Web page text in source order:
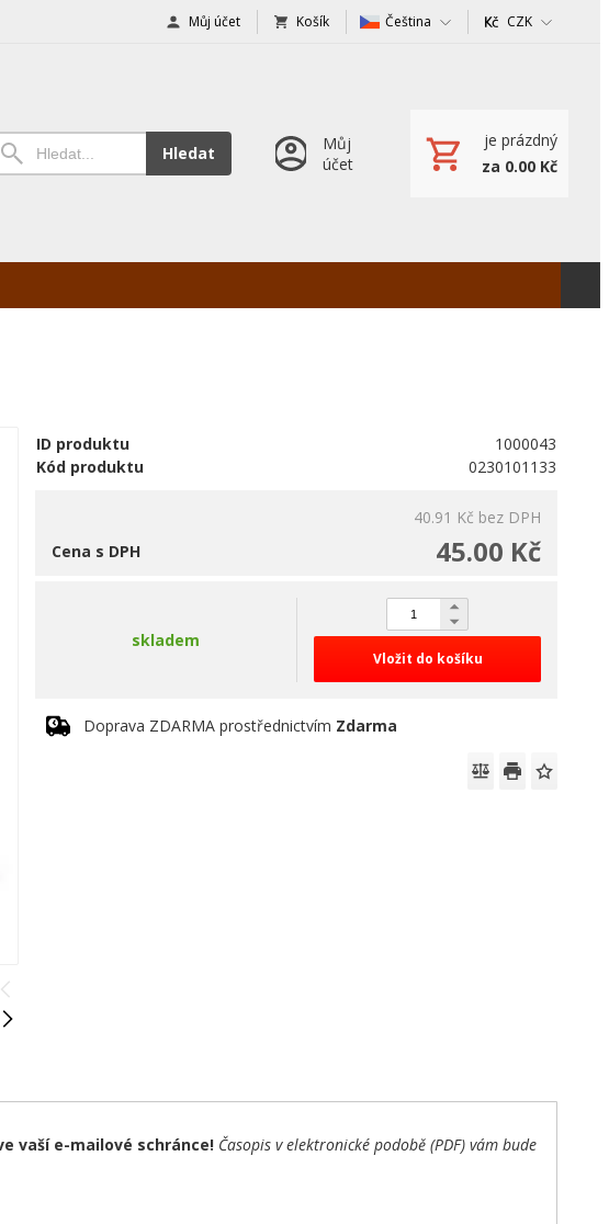
Můj účet Košík Čeština CZK
Hledat
Můj
účet
je prázdný
za 0.00 Kč
ID produktu
1000043
Kód produktu
0230101133
40.91 Kč bez DPH
45.00 Kč
Cena s DPH
skladem
Vložit do košíku
Doprava ZDARMA prostřednictvím Zdarma
ve vaší e-mailové schránce! Časopis v elektronické podobě (PDF) vám bude